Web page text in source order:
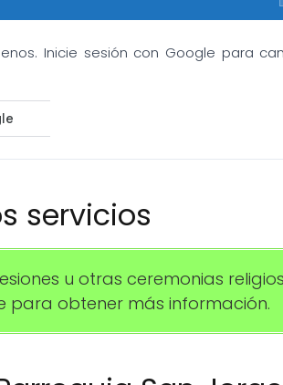
Inicie sesión con Google para
servicios
u otras ceremonias
para obtener más información.